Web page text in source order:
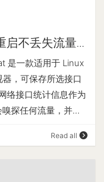
不丢失流量数
是一款适用于 Linux
，可保存所选接口
络接口统计信息作为
探任何流量，并且
monitor for
interface
Read all